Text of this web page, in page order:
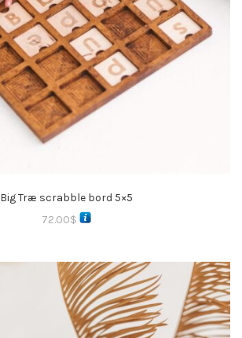
Big Træ scrabble bord 5×5
72.00$